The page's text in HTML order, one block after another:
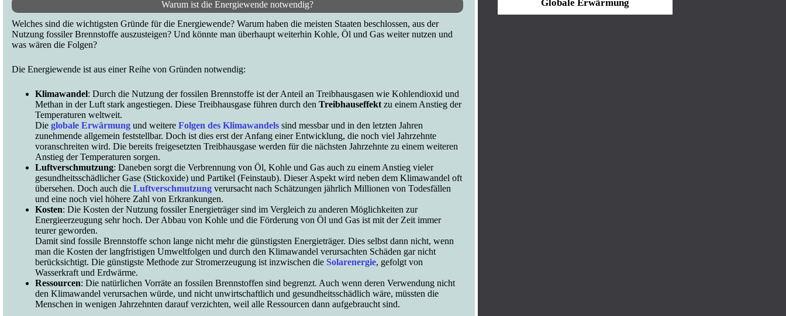
Warum ist die Energiewende notwendig?
Welches sind die wichtigsten Gründe für die Energiewende? Warum haben die meisten Staaten beschlossen, aus der
Nutzung fossiler Brennstoffe auszusteigen? Und könnte man überhaupt weiterhin Kohle, Öl und Gas weiter nutzen und
was wären die Folgen?
Die Energiewende ist aus einer Reihe von Gründen notwendig:
Klimawandel: Durch die Nutzung der fossilen Brennstoffe ist der Anteil an Treibhausgasen wie Kohlendioxid und
Methan in der Luft stark angestiegen. Diese Treibhausgase führen durch den Treibhauseffekt zu einem Anstieg der
Temperaturen weltweit.
Die globale Erwärmung und weitere Folgen des Klimawandels sind messbar und in den letzten Jahren
zunehmende allgemein feststellbar. Doch ist dies erst der Anfang einer Entwicklung, die noch viel Jahrzehnte
voranschreiten wird. Die bereits freigesetzten Treibhausgase werden für die nächsten Jahrzehnte zu einem weiteren
Anstieg der Temperaturen sorgen.
Luftverschmutzung: Daneben sorgt die Verbrennung von Öl, Kohle und Gas auch zu einem Anstieg vieler
gesundheitsschädlicher Gase (Stickoxide) und Partikel (Feinstaub). Dieser Aspekt wird neben dem Klimawandel oft
übersehen. Doch auch die Luftverschmutzung verursacht nach Schätzungen jährlich Millionen von Todesfällen
und eine noch viel höhere Zahl von Erkrankungen.
Kosten: Die Kosten der Nutzung fossiler Energieträger sind im Vergleich zu anderen Möglichkeiten zur
Energieerzeugung sehr hoch. Der Abbau von Kohle und die Förderung von Öl und Gas ist mit der Zeit immer
teurer geworden.
Damit sind fossile Brennstoffe schon lange nicht mehr die günstigsten Energieträger. Dies selbst dann nicht, wenn
man die Kosten der langfristigen Umweltfolgen und durch den Klimawandel verursachten Schäden gar nicht
berücksichtigt. Die günstigste Methode zur Stromerzeugung ist inzwischen die Solarenergie, gefolgt von
Wasserkraft und Erdwärme.
Ressourcen: Die natürlichen Vorräte an fossilen Brennstoffen sind begrenzt. Auch wenn deren Verwendung nicht
den Klimawandel verursachen würde, und nicht unwirtschaftlich und gesundheitsschädlich wäre, müssten die
Menschen in wenigen Jahrzehnten darauf verzichten, weil alle Ressourcen dann aufgebraucht sind.
Globale Erwärmung